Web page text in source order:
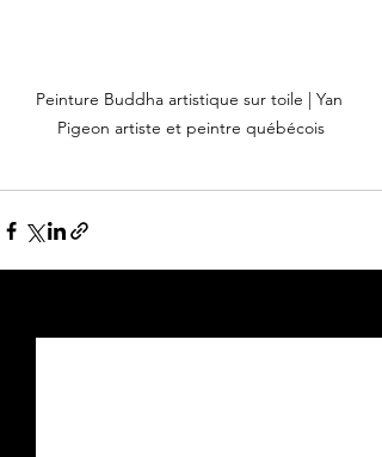
Peinture Buddha artistique sur toile | Yan
Pigeon artiste et peintre québécois